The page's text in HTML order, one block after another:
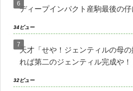
ディープインパクト産駒最後の
34ビュー
天才「せや！ジェンティルの母
れば第二のジェンティル完成や！
32ビュー